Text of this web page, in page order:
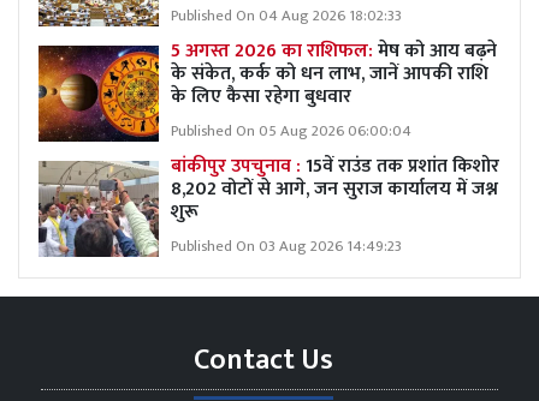
Published On 04 Aug 2026 18:02:33
5 अगस्त 2026 का राशिफल:मेष को आय बढ़ने
के संकेत, कर्क को धन लाभ, जानें आपकी राशि
के लिए कैसा रहेगा बुधवार
Published On 05 Aug 2026 06:00:04
बांकीपुर उपचुनाव :15वें राउंड तक प्रशांत किशोर
8,202 वोटों से आगे, जन सुराज कार्यालय में जश्न
शुरू
Published On 03 Aug 2026 14:49:23
Contact Us